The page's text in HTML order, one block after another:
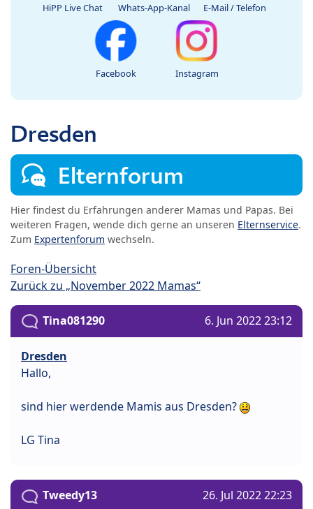
HiPP Live Chat Whats-App-Kanal E-Mail / Telefon
Facebook Instagram
Dresden
Elternforum
Hier findest du Erfahrungen anderer Mamas und Papas. Bei
weiteren Fragen, wende dich gerne an unseren Elternservice.
Zum Expertenforum wechseln.
Foren-Übersicht
Zurück zu „November 2022 Mamas“
Tina081290 6. Jun 2022 23:12
Dresden
Hallo,
sind hier werdende Mamis aus Dresden?
LG Tina
Tweedy13 26. Jul 2022 22:23